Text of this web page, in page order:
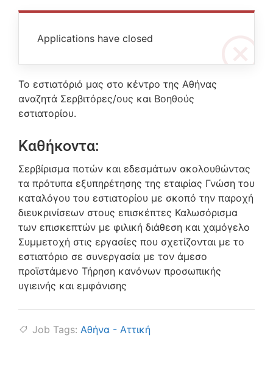
Applications have closed
Το εστιατόριό μας στο κέντρο της Αθήνας
αναζητά Σερβιτόρες/ους και Βοηθούς
εστιατορίου.
Καθήκοντα:
Σερβίρισμα ποτών και εδεσμάτων ακολουθώντας
τα πρότυπα εξυπηρέτησης της εταιρίας Γνώση του
καταλόγου του εστιατορίου με σκοπό την παροχή
διευκρινίσεων στους επισκέπτες Καλωσόρισμα
των επισκεπτών με φιλική διάθεση και χαμόγελο
Συμμετοχή στις εργασίες που σχετίζονται με το
εστιατόριο σε συνεργασία με τον άμεσο
προϊστάμενο Τήρηση κανόνων προσωπικής
υγιεινής και εμφάνισης
Job Tags: Αθήνα - Αττική